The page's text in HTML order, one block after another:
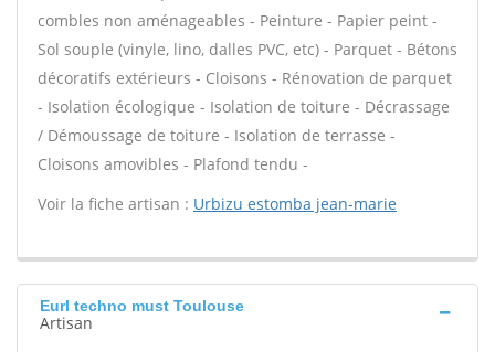
combles non aménageables - Peinture - Papier peint -
Sol souple (vinyle, lino, dalles PVC, etc) - Parquet - Bétons
décoratifs extérieurs - Cloisons - Rénovation de parquet
- Isolation écologique - Isolation de toiture - Décrassage
/ Démoussage de toiture - Isolation de terrasse -
Cloisons amovibles - Plafond tendu -
Voir la fiche artisan : Urbizu estomba jean-marie
Eurl techno must Toulouse
Artisan